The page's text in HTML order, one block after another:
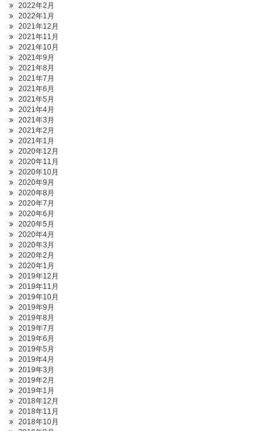
2022年2月
2022年1月
2021年12月
2021年11月
2021年10月
2021年9月
2021年8月
2021年7月
2021年6月
2021年5月
2021年4月
2021年3月
2021年2月
2021年1月
2020年12月
2020年11月
2020年10月
2020年9月
2020年8月
2020年7月
2020年6月
2020年5月
2020年4月
2020年3月
2020年2月
2020年1月
2019年12月
2019年11月
2019年10月
2019年9月
2019年8月
2019年7月
2019年6月
2019年5月
2019年4月
2019年3月
2019年2月
2019年1月
2018年12月
2018年11月
2018年10月